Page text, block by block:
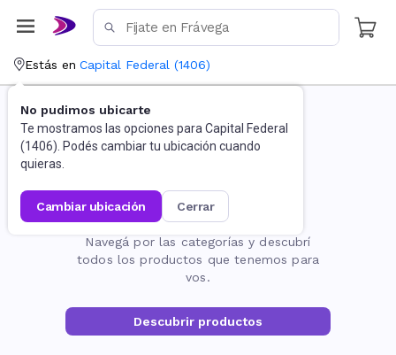
Estás en Capital Federal (1406)
No pudimos ubicarte
Te mostramos las opciones para Capital Federal
(1406). Podés cambiar tu ubicación cuando
quieras.
cambiar ubicación cerrar
La página no existe
Navegá por las categorías y descubrí
todos los productos que tenemos para
vos.
Descubrir productos